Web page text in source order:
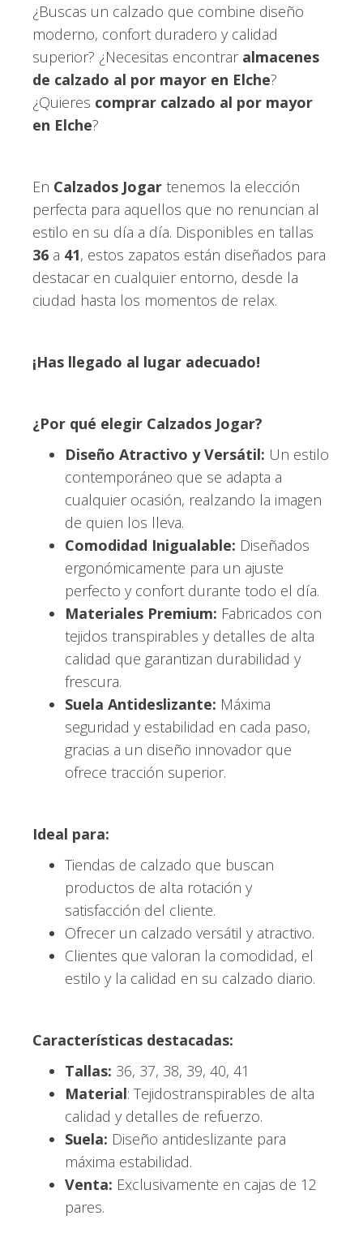
¿Buscas un calzado que combine diseño
moderno, confort duradero y calidad
superior? ¿Necesitas encontrar almacenes
de calzado al por mayor en Elche?
¿Quieres comprar calzado al por mayor
en Elche?
En Calzados Jogar tenemos la elección
perfecta para aquellos que no renuncian al
estilo en su día a día. Disponibles en tallas
36 a 41, estos zapatos están diseñados para
destacar en cualquier entorno, desde la
ciudad hasta los momentos de relax.
¡Has llegado al lugar adecuado!
¿Por qué elegir Calzados Jogar?
Diseño Atractivo y Versátil: Un estilo
contemporáneo que se adapta a
cualquier ocasión, realzando la imagen
de quien los lleva.
Comodidad Inigualable: Diseñados
ergonómicamente para un ajuste
perfecto y confort durante todo el día.
Materiales Premium: Fabricados con
tejidos transpirables y detalles de alta
calidad que garantizan durabilidad y
frescura.
Suela Antideslizante: Máxima
seguridad y estabilidad en cada paso,
gracias a un diseño innovador que
ofrece tracción superior.
Ideal para:
Tiendas de calzado que buscan
productos de alta rotación y
satisfacción del cliente.
Ofrecer un calzado versátil y atractivo.
Clientes que valoran la comodidad, el
estilo y la calidad en su calzado diario.
Características destacadas:
Tallas: 36, 37, 38, 39, 40, 41
Material: Tejidostranspirables de alta
calidad y detalles de refuerzo.
Suela: Diseño antideslizante para
máxima estabilidad.
Venta: Exclusivamente en cajas de 12
pares.